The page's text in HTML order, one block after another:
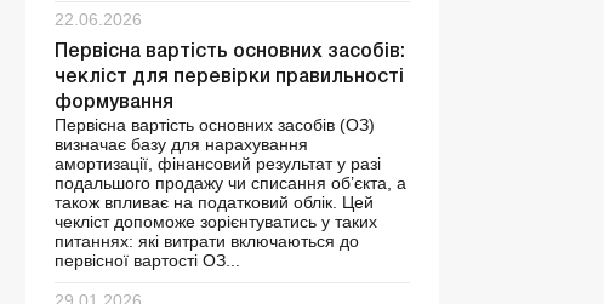
22.06.2026
Первісна вартість основних засобів:
чекліст для перевірки правильності
формування
Первісна вартість основних засобів (ОЗ)
визначає базу для нарахування
амортизації, фінансовий результат у разі
подальшого продажу чи списання об’єкта, а
також впливає на податковий облік. Цей
чекліст допоможе зорієнтуватись у таких
питаннях: які витрати включаються до
первісної вартості ОЗ...